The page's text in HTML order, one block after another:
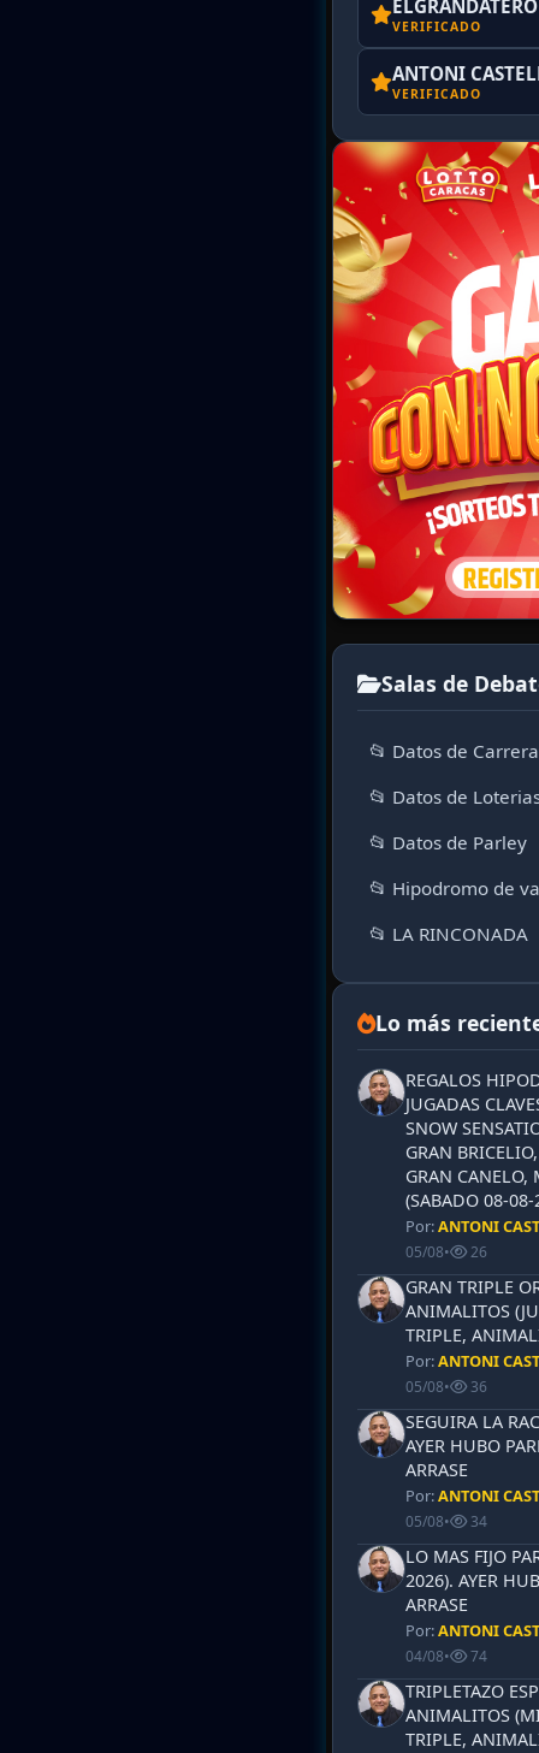
VERIFICADO
ANTONI
VERIFICADO
Salas de
📂 Datos de
📂 Datos de
📂 Datos de Parley
📂 Hipodromo de
📂 LA RINCONADA
Lo más
REGALOS
JUGADAS
SNOW
GRAN
GRAN CANELO,
(SABADO 08-
Por:ANTONI
05/08• 26
GRAN TRIPLE
ANIMALITOS
TRIPLE,
Por:ANTONI
05/08• 36
SEGUIRA LA
AYER HUBO
ARRASE
Por:ANTONI
05/08• 34
LO MAS FIJO
2026). AYER
ARRASE
Por:ANTONI
04/08• 74
TRIPLETAZO
ANIMALITOS
TRIPLE,